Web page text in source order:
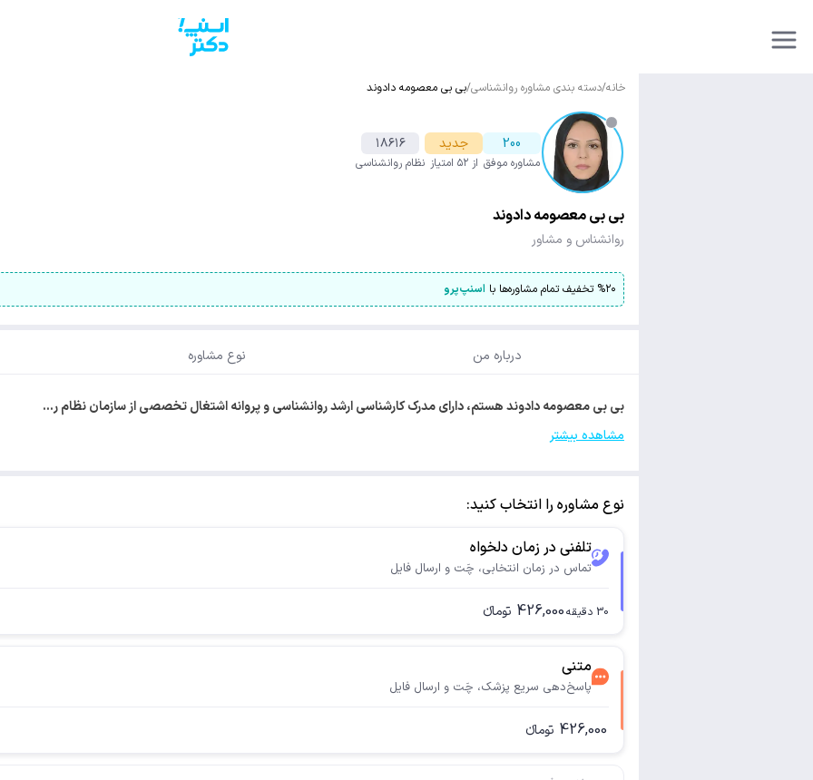
خانه/دسته بندی مشاوره روانشناسی/بی بی معصومه دادوند
200
مشاوره موفق
جدید
از ۵۲ امتیاز
۱۸۶۱۶
نظام روانشناسی
بی بی معصومه دادوند
روانشناس و مشاور
%۲۰ تخفیف تمام مشاوره‌ها با اسنپ‌پرو
درباره من نوع مشاوره
بی بی معصومه دادوند هستم، دارای مدرک کارشناسی ارشد روانشناسی و پروانه اشتغال تخصصی از سازمان نظام ر…
مشاهده بیشتر
نوع مشاوره را انتخاب کنید:
تلفنی در زمان دلخواه
تماس در زمان انتخابی، چَت و ارسال فایل
30 دقیقه426,000 تومانء
متنی
پاسخ‌دهی سریع پزشک، چَت و ارسال فایل
426,000 تومانء